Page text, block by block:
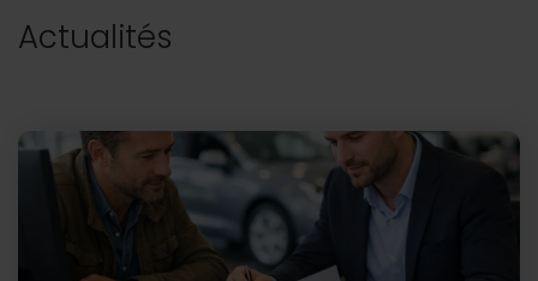
Actualités